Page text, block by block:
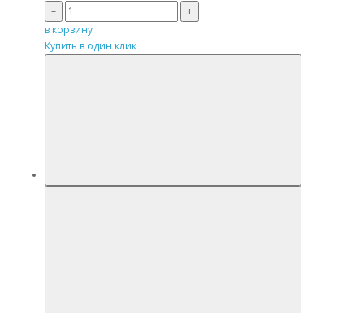
–
+
в корзину
Купить в один клик